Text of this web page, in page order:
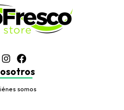
somos